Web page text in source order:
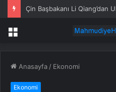
Menü
Anasayfa / Ekonomi
Ekonomi